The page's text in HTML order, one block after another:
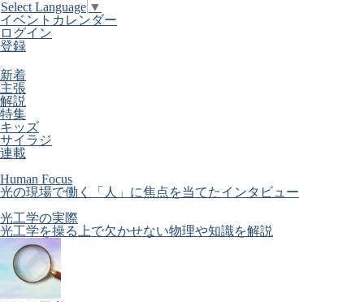
Select Language ▼
イベントカレンダー
ログイン
登録
新着
主張
解説
特集
キッズ
サイラジ
連載
Human Focus
光の現場で働く「人」に焦点を当てたインタビュー
光工学の実際
光工学を操る上で欠かせない物理や知識を解説